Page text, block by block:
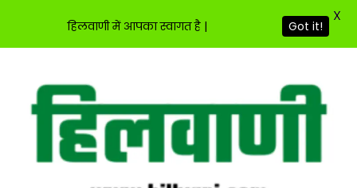
content
हिलवाणी में आपका स्वागत है | Got it! X